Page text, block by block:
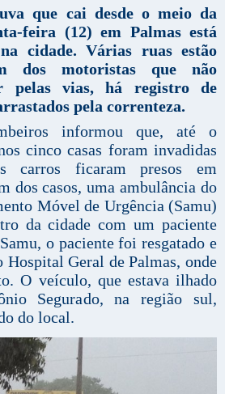
que cai desde o meio da
feira (12) em Palmas está
cidade. Várias ruas estão
dos motoristas que não
pelas vias, há registro de
pela correnteza.
informou que, até o
cinco casas foram invadidas
carros ficaram presos em
dos casos, uma ambulância do
Móvel de Urgência (Samu)
da cidade com um paciente
o paciente foi resgatado e
Hospital Geral de Palmas, onde
O veículo, que estava ilhado
Segurado, na região sul,
do local.